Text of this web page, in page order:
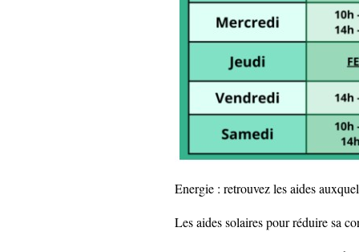
Energie : retrouvez les aides
Les aides solaires pour réduire sa